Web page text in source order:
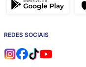
REDES SOCIAIS